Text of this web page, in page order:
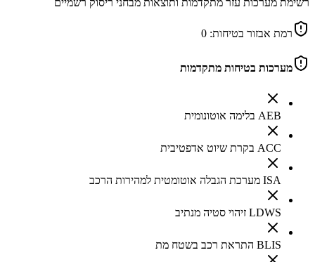
רשימת מערכות עזר מתקדמות ותוצאות מבחני ריסוק רשמיים
רמת אבזור בטיחות: 0
מערכות בטיחות מתקדמות
AEB בלימה אוטונומית
ACC בקרת שיוט אדפטיבית
ISA מערכת הגבלה אוטומטית למהירות הרכב
LDWS זיהוי סטיה מנתיב
BLIS התראת רכב בשטח מת